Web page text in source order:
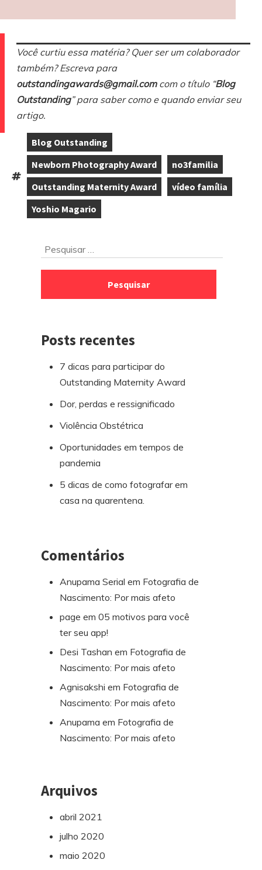
Você curtiu essa matéria? Quer ser um colaborador
também? Escreva para
outstandingawards@gmail.comcom o título “Blog
Outstanding” para saber como e quando enviar seu
artigo.
Tags:
Blog Outstanding
Newborn Photography Award
no3familia
,
Outstanding Maternity Award
vídeo família
Yoshio Magario
Pesquisar
Posts recentes
7 dicas para participar do
Outstanding Maternity Award
Dor, perdas e ressignificado
Violência Obstétrica
Oportunidades em tempos de
pandemia
5 dicas de como fotografar em
casa na quarentena.
Comentários
Anupama Serial em Fotografia de
Nascimento: Por mais afeto
page em 05 motivos para você
ter seu app!
Desi Tashan em Fotografia de
Nascimento: Por mais afeto
Agnisakshi em Fotografia de
Nascimento: Por mais afeto
Anupama em Fotografia de
Nascimento: Por mais afeto
Arquivos
abril 2021
julho 2020
maio 2020